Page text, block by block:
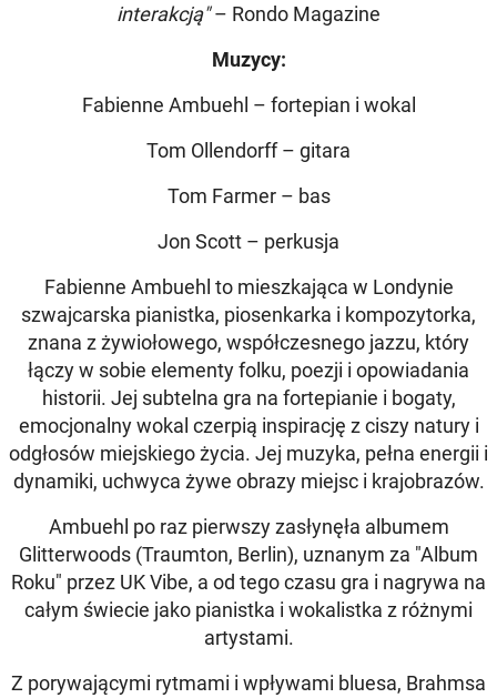
interakcją"– Rondo Magazine
Muzycy:
Fabienne Ambuehl – fortepian i wokal
Tom Ollendorff – gitara
Tom Farmer – bas
Jon Scott – perkusja
Fabienne Ambuehl to mieszkająca w Londynie
szwajcarska pianistka, piosenkarka i kompozytorka,
znana z żywiołowego, współczesnego jazzu, który
łączy w sobie elementy folku, poezji i opowiadania
historii. Jej subtelna gra na fortepianie i bogaty,
emocjonalny wokal czerpią inspirację z ciszy natury i
odgłosów miejskiego życia. Jej muzyka, pełna energii i
dynamiki, uchwyca żywe obrazy miejsc i krajobrazów.
Ambuehl po raz pierwszy zasłynęła albumem
Glitterwoods (Traumton, Berlin), uznanym za "Album
Roku" przez UK Vibe, a od tego czasu gra i nagrywa na
całym świecie jako pianistka i wokalistka z różnymi
artystami.
Z porywającymi rytmami i wpływami bluesa, Brahmsa